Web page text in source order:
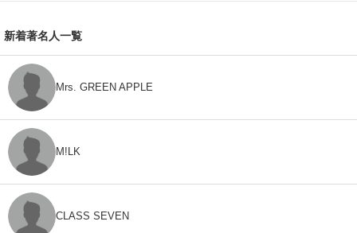
新着著名人一覧
Mrs. GREEN APPLE
M!LK
CLASS SEVEN